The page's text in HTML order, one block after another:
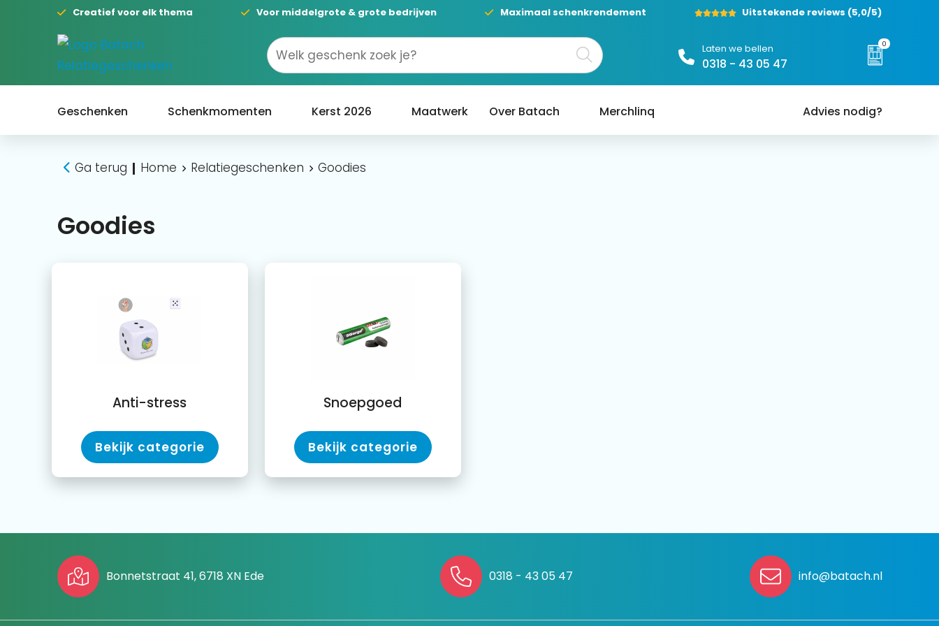
Creatief voor elk thema Voor middelgrote & grote bedrijven Maximaal schenkrendement Uitstekende reviews (5,0/5)
Laten we bellen
0318 - 43 05 47
0
Geschenken Schenkmomenten Kerst 2026 Maatwerk Over Batach Merchlinq Advies nodig?
Ga terug Home Relatiegeschenken Goodies
Goodies
Anti-stress
Bekijk categorie
Snoepgoed
Bekijk categorie
Bonnetstraat 41, 6718 XN Ede 0318 - 43 05 47 info@batach.nl